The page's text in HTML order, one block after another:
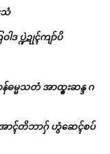
ေံ
ဒ ပ္ဍဲဍုၚ်ကျာ်ပိ
ဓမ္မသတံ အာထ္ၜးဆန္ဒ ဂ
ာၚ်တိဘာဂှ် ဟွံဆေၚ်စပ်